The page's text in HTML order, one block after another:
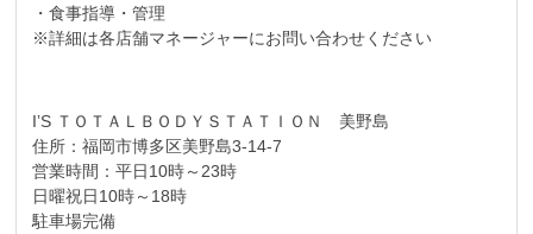
・食事指導・管理
※詳細は各店舗マネージャーにお問い合わせください
I’S ＴＯＴＡＬＢＯＤＹＳＴＡＴＩＯＮ 美野島
住所：福岡市博多区美野島3-14-7
営業時間：平日10時～23時
日曜祝日10時～18時
駐車場完備